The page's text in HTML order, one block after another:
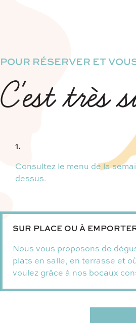
POUR RÉSERVER ET
C'est très
1.
Consultez le menu de la
dessus.
SUR PLACE OU À
Nous vous proposons de
plats en salle, en terrasse et
voulez grâce à nos bocaux